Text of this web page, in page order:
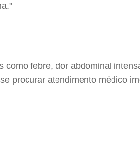
como febre, dor abdominal
procurar atendimento médico